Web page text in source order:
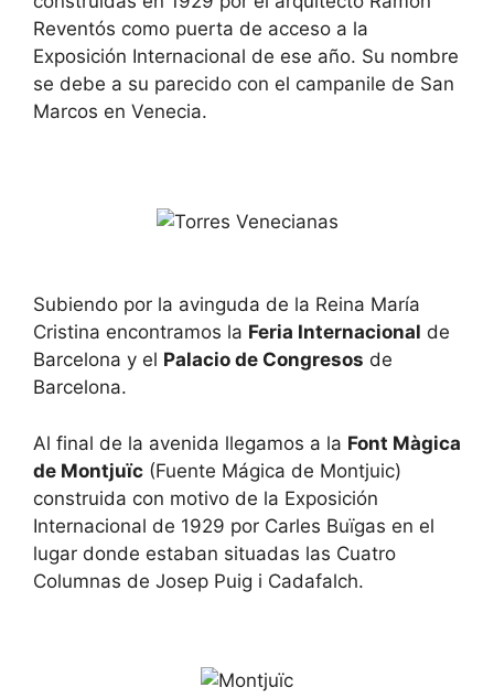
c
u
t
s
f
o
r
t
e
s
.
t
c
u
t
s
f
g
i
a
t
e
s
.
Reventós como puerta de acceso a la
Exposición Internacional de ese año. Su nombre
se debe a su parecido con el campanile de San
Marcos en Venecia.
Subiendo por la avinguda de la Reina María
Cristina encontramos la Feria Internacional de
Barcelona y el Palacio de Congresos de
Barcelona.
Al final de la avenida llegamos a la Font Màgica
de Montjuïc (Fuente Mágica de Montjuic)
construida con motivo de la Exposición
Internacional de 1929 por Carles Buïgas en el
lugar donde estaban situadas las Cuatro
Columnas de Josep Puig i Cadafalch.